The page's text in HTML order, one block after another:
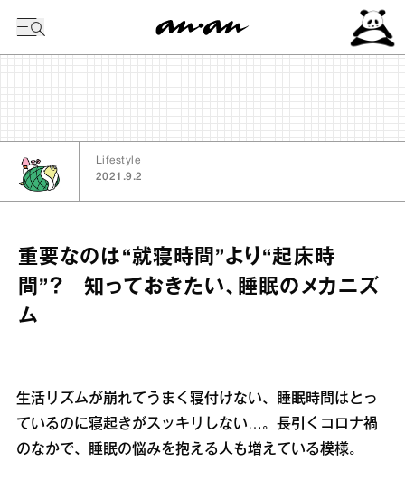
Lifestyle
2021.9.2
重要なのは“就寝時間”より“起床時
間”？ 知っておきたい、睡眠のメカニズ
ム
生活リズムが崩れてうまく寝付けない、睡眠時間はとっ
ているのに寝起きがスッキリしない…。長引くコロナ禍
のなかで、睡眠の悩みを抱える人も増えている模様。